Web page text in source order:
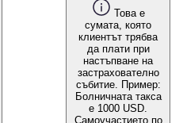
Това е
сумата, която
клиентът трябва
да плати при
настъпване на
застрахователно
събитие. Пример:
Болничната такса
е 1000 USD.
Самоучастието по